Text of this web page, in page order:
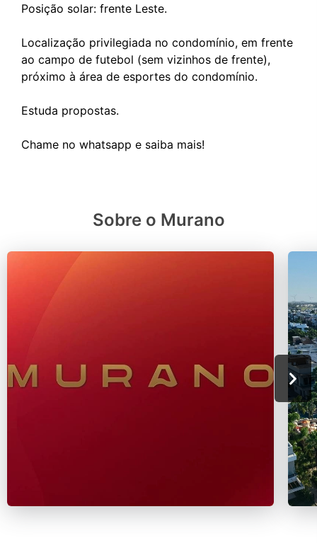
Posição solar: frente Leste.
Localização privilegiada no condomínio, em frente
ao campo de futebol (sem vizinhos de frente),
próximo à área de esportes do condomínio.
Estuda propostas.
Sobre o Murano